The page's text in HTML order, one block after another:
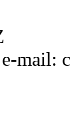
mail: